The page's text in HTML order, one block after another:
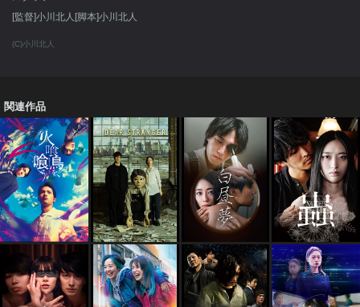
[監督]小川北人[脚本]小川北人
(C)小川北人
関連作品